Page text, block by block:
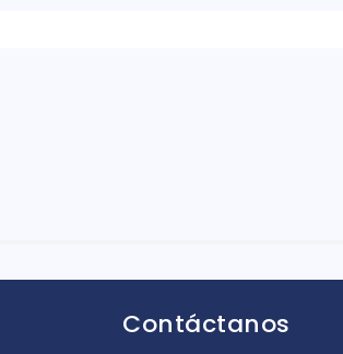
Contáctanos